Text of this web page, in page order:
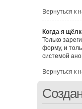
Вернуться к
Когда я
Только
форму, и
системой
Вернуться к